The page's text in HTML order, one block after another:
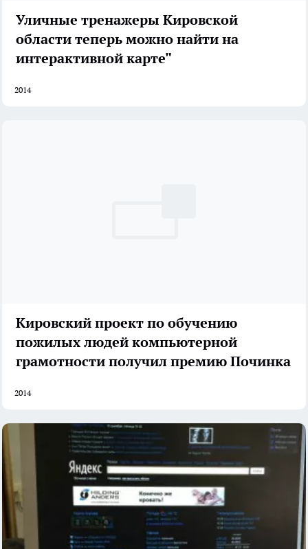
Уличные тренажеры Кировской
области теперь можно найти на
интерактивной карте"
2014
Кировский проект по обучению
пожилых людей компьютерной
грамотности получил премию Починка
2014